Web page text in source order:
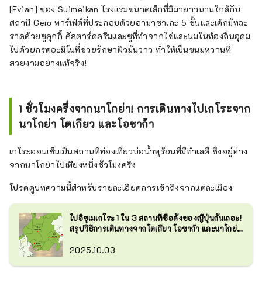
[Evian] ของ Suimeikan โรงแรมขนาดเล็กที่มีมายาวนานใกล้กับ
สถานี Gero พาร์เฟ่ต์ที่ประกอบด้วยอามาซาเกะ 5 ชั้นและเค้กมัทฉะ
ราดด้วยชูคุกกี้ คัสตาร์ดครีมและชูที่ทำจากไข่และนมในท้องถิ่นอุดม
ไปด้วยกรดอะมิโนที่ช่วยรักษาผิวมันวาว ทำให้เป็นขนมหวานที่
สวยงามอย่างแท้จริง!
1 ชั่วโมงครึ่งจากนาโกย่า! การเดินทางไปเกโระจาก
นาโกย่า โตเกียว และโอซาก้า
เกโระออนเซ็นเป็นสถานที่ท่องเที่ยวบ่อน้ำพุร้อนที่มีทำเลดี ซึ่งอยู่ห่าง
จากนาโกย่าไปเพียงหนึ่งชั่วโมงครึ่ง
โปรดดูบทความนี้สำหรับรายละเอียดการเข้าถึงจากแต่ละเมือง
ไปอิซุเมเกโระ 1 ใน 3 สถานที่ชื่อดังของญี่ปุ่นกันเถอะ!
สรุปวิธีการเดินทางจากโตเกียว โอซาก้า และนาโกย่า
2025.10.03